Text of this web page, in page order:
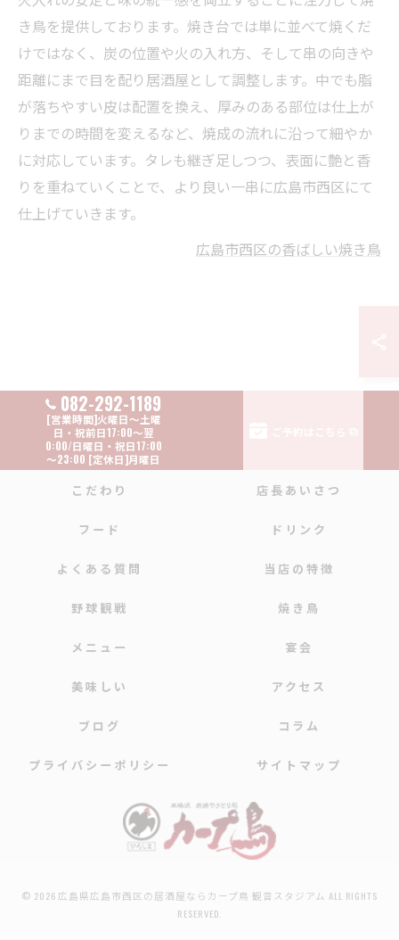
き鳥を提供しております。焼き台では単に並べて焼くだ
けではなく、炭の位置や火の入れ方、そして串の向きや
距離にまで目を配り居酒屋として調整します。中でも脂
が落ちやすい皮は配置を換え、厚みのある部位は仕上が
りまでの時間を変えるなど、焼成の流れに沿って細やか
に対応しています。タレも継ぎ足しつつ、表面に艶と香
りを重ねていくことで、より良い一串に広島市西区にて
仕上げていきます。
広島市西区の香ばしい焼き鳥
082-292-1189
こだわり 店長あいさつ
フード ドリンク
よくある質問 当店の特徴
野球観戦 焼き鳥
メニュー 宴会
美味しい アクセス
ブログ コラム
プライバシーポリシー サイトマップ
© 2026 広島県広島市西区の居酒屋ならカープ鳥 観音スタジアム ALL RIGHTS
RESERVED.